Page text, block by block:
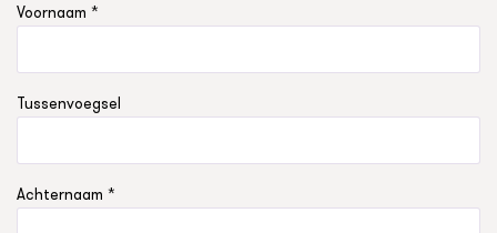
Voornaam *
Tussenvoegsel
Achternaam *